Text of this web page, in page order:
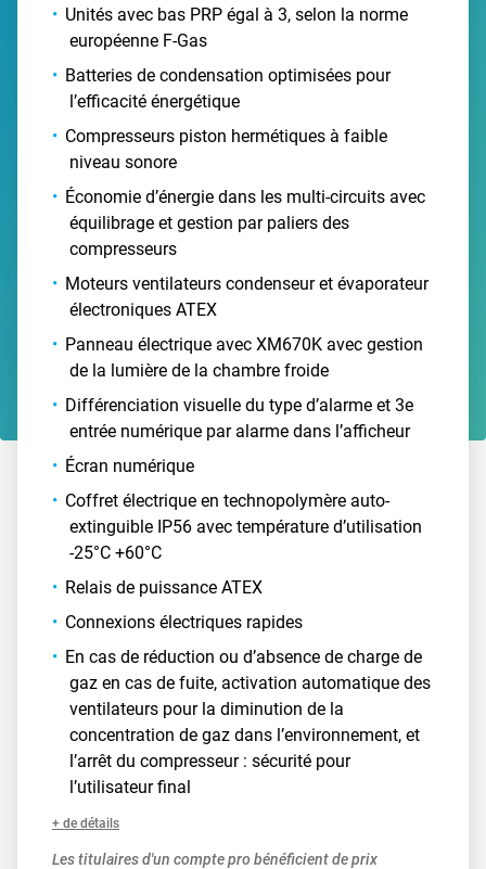
Unités avec bas PRP égal à 3, selon la norme
européenne F-Gas
Batteries de condensation optimisées pour
l’efficacité énergétique
Compresseurs piston hermétiques à faible
niveau sonore
Économie d’énergie dans les multi-circuits avec
équilibrage et gestion par paliers des
compresseurs
Moteurs ventilateurs condenseur et évaporateur
électroniques ATEX
Panneau électrique avec XM670K avec gestion
de la lumière de la chambre froide
Différenciation visuelle du type d’alarme et 3e
entrée numérique par alarme dans l’afficheur
Écran numérique
Coffret électrique en technopolymère auto-
extinguible IP56 avec température d’utilisation
-25°C +60°C
Relais de puissance ATEX
Connexions électriques rapides
En cas de réduction ou d’absence de charge de
gaz en cas de fuite, activation automatique des
ventilateurs pour la diminution de la
concentration de gaz dans l’environnement, et
l’arrêt du compresseur : sécurité pour
l’utilisateur final
+ de détails
Les titulaires d'un compte pro bénéficient de prix